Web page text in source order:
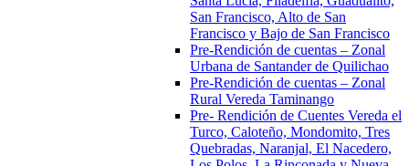
San Francisco, Alto de San
Francisco y Bajo de San Francisco
Pre-Rendición de cuentas – Zonal
Urbana de Santander de Quilichao
Pre-Rendición de cuentas – Zonal
Rural Vereda Taminango
Pre- Rendición de Cuentes Vereda el
Turco, Caloteño, Mondomito, Tres
Quebradas, Naranjal, El Nacedero,